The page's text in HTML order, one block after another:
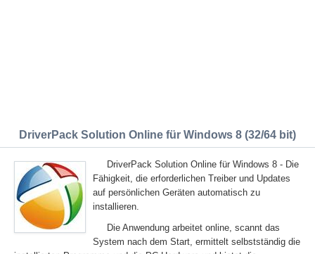
DriverPack Solution Online für Windows 8 (32/64 bit)
DriverPack Solution Online für Windows 8 - Die
Fähigkeit, die erforderlichen Treiber und Updates
auf persönlichen Geräten automatisch zu
installieren.
Die Anwendung arbeitet online, scannt das
System nach dem Start, ermittelt selbstständig die